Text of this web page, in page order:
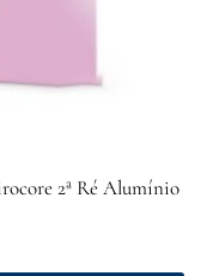
2ª Ré Alumínio